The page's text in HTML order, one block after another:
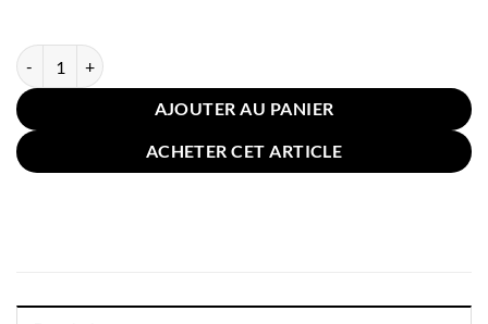
quantité de Coussin Enfant Motif Couronne Bleu
AJOUTER AU PANIER
ACHETER CET ARTICLE